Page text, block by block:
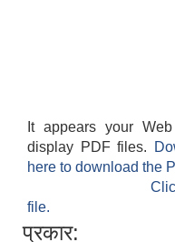
It appears your
display PDF files.
here to download the
file.
प्रकार: